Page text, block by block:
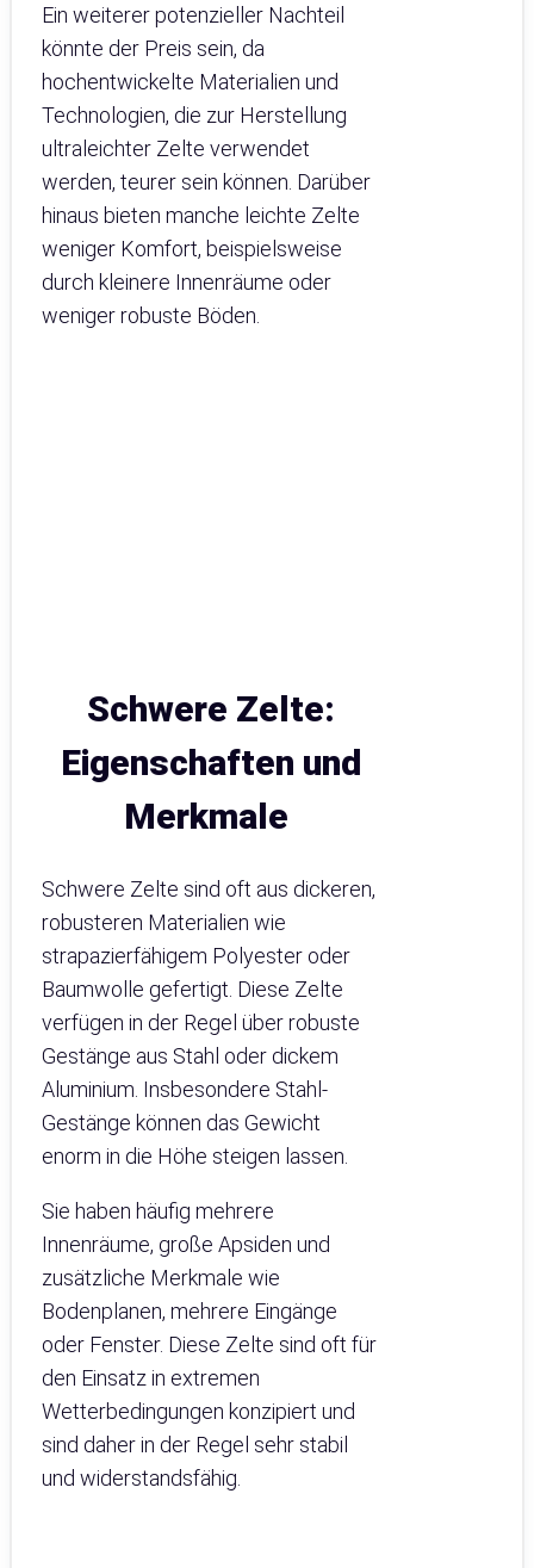
Ein weiterer potenzieller Nachteil
könnte der Preis sein, da
hochentwickelte Materialien und
Technologien, die zur Herstellung
ultraleichter Zelte verwendet
werden, teurer sein können. Darüber
hinaus bieten manche leichte Zelte
weniger Komfort, beispielsweise
durch kleinere Innenräume oder
weniger robuste Böden.
Schwere Zelte:
Eigenschaften und
Merkmale
Schwere Zelte sind oft aus dickeren,
robusteren Materialien wie
strapazierfähigem Polyester oder
Baumwolle gefertigt. Diese Zelte
verfügen in der Regel über robuste
Gestänge aus Stahl oder dickem
Aluminium. Insbesondere Stahl-
Gestänge können das Gewicht
enorm in die Höhe steigen lassen.
Sie haben häufig mehrere
Innenräume, große Apsiden und
zusätzliche Merkmale wie
Bodenplanen, mehrere Eingänge
oder Fenster. Diese Zelte sind oft für
den Einsatz in extremen
Wetterbedingungen konzipiert und
sind daher in der Regel sehr stabil
und widerstandsfähig.